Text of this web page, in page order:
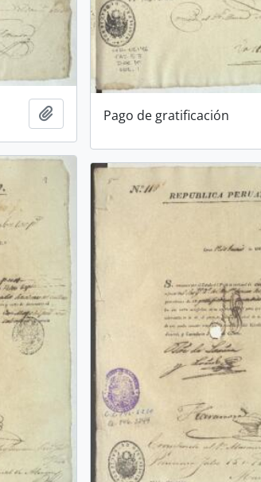
Add to clipboard
Pago de gratificación